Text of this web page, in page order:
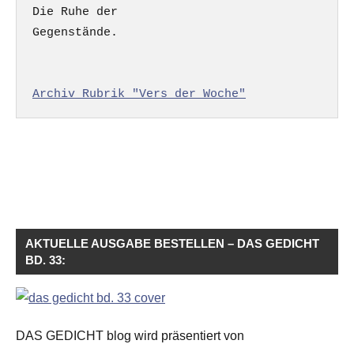
Die Ruhe der
Gegenstände.
Archiv Rubrik "Vers der Woche"
AKTUELLE AUSGABE BESTELLEN – DAS GEDICHT
BD. 33:
DAS GEDICHT blog wird präsentiert von